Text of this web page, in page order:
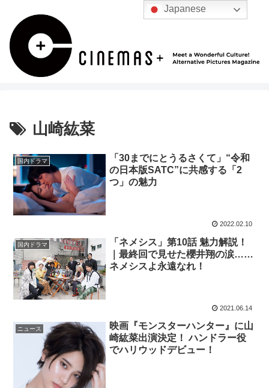
山崎紘菜
国内ドラマ
「30までにとうるさくて」“令和
の日本版SATC”に共感する「2
つ」の魅力
2022.02.10
国内ドラマ
「ネメシス」第10話 魅力解説！
｜最終回で見せた櫻井翔の涙……
ネメシスよ永遠なれ！
2021.06.14
ニュース
映画『モンスターハンター』に山
崎紘菜出演決定！ ハンドラー役
でハリウッドデビュー！
Japanese